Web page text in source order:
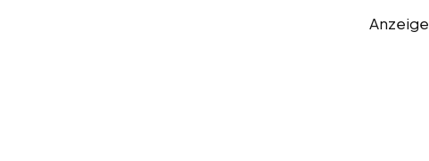
Anzeige